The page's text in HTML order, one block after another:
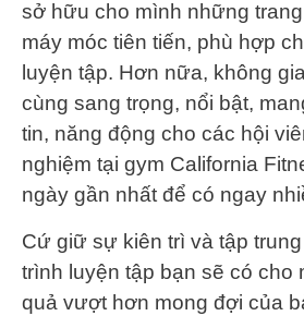
sở hữu cho mình những
máy móc tiên tiến, phù hợp
luyện tập. Hơn nữa, không
cùng sang trọng, nổi bật,
tin, năng động cho các hội
nghiệm tại gym California
ngày gần nhất để có ngay
Cứ giữ sự kiên trì và tập
trình luyện tập bạn sẽ có cho
quả vượt hơn mong đợi của